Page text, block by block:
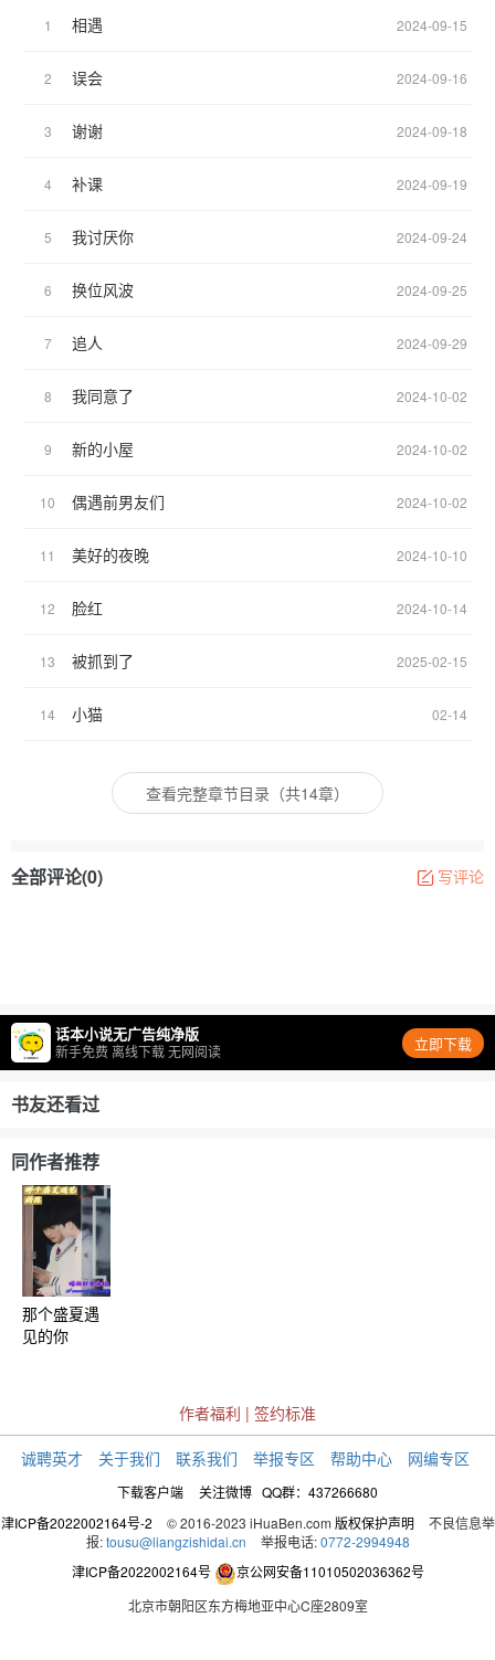
1 相遇 2024-09-15
2 误会 2024-09-16
3 谢谢 2024-09-18
4 补课 2024-09-19
5 我讨厌你 2024-09-24
6 换位风波 2024-09-25
7 追人 2024-09-29
8 我同意了 2024-10-02
9 新的小屋 2024-10-02
10 偶遇前男友们 2024-10-02
11 美好的夜晚 2024-10-10
12 脸红 2024-10-14
13 被抓到了 2025-02-15
14 小猫 02-14
查看完整章节目录（共14章）
全部评论(0) 写评论
话本小说无广告纯净版
新手免费 离线下载 无网阅读 立即下载
书友还看过
同作者推荐
那个盛夏遇
见的你
作者福利 | 签约标准
诚聘英才 关于我们 联系我们 举报专区 帮助中心 网编专区
下载客户端 关注微博 QQ群：437266680
津ICP备2022002164号-2
© 2016-2023 iHuaBen.com 版权保护声明
不良信息举
报: tousu@liangzishidai.cn 举报电话: 0772-2994948
津ICP备2022002164号
京公网安备11010502036362号
北京市朝阳区东方梅地亚中心C座2809室